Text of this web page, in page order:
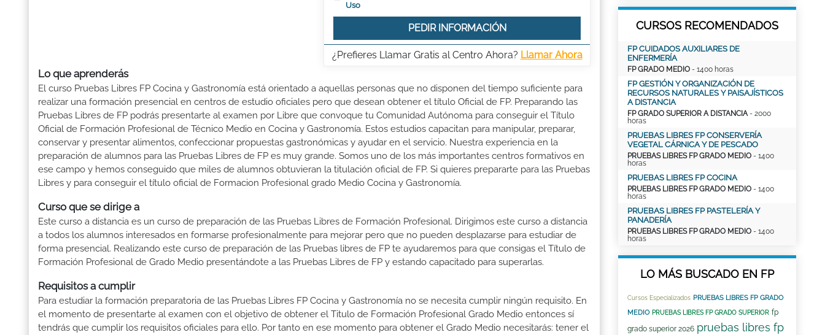
Uso
PEDIR INFORMACIÓN
¿Prefieres Llamar Gratis al Centro Ahora? Llamar Ahora
Lo que aprenderás
El curso Pruebas Libres FP Cocina y Gastronomía está orientado a aquellas personas que no disponen del tiempo suficiente para
realizar una formación presencial en centros de estudio oficiales pero que desean obtener el título Oficial de FP. Preparando las
Pruebas Libres de FP podrás presentarte al examen por Libre que convoque tu Comunidad Autónoma para conseguir el Título
Oficial de Formación Profesional de Técnico Medio en Cocina y Gastronomía. Estos estudios capacitan para manipular, preparar,
conservar y presentar alimentos, confeccionar propuestas gastronómicas y ayudar en el servicio. Nuestra experiencia en la
preparación de alumnos para las Pruebas Libres de FP es muy grande. Somos uno de los más importantes centros formativos en
ese campo y hemos conseguido que miles de alumnos obtuvieran la titulación oficial de FP. Si quieres prepararte para las Pruebas
Libres y para conseguir el título oficial de Formacion Profesional grado Medio Cocina y Gastronomía.
Curso que se dirige a
Este curso a distancia es un curso de preparación de las Pruebas Libres de Formación Profesional. Dirigimos este curso a distancia
a todos los alumnos interesados en formarse profesionalmente para mejorar pero que no pueden desplazarse para estudiar de
forma presencial. Realizando este curso de preparación de las Pruebas libres de FP te ayudaremos para que consigas el Título de
Formación Profesional de Grado Medio presentándote a las Pruebas Libres de FP y estando capacitado para superarlas.
Requisitos a cumplir
Para estudiar la formación preparatoria de las Pruebas Libres FP Cocina y Gastronomía no se necesita cumplir ningún requisito. En
el momento de presentarte al examen con el objetivo de obtener el Titulo de Formación Profesional Grado Medio entonces sí
tendrás que cumplir los requisitos oficiales para ello. Por tanto en ese momento para obtener el Grado Medio necesitarás: tener el
CURSOS RECOMENDADOS
FP CUIDADOS AUXILIARES DE
ENFERMERÍA
FP GRADO MEDIO - 1400 horas
FP GESTIÓN Y ORGANIZACIÓN DE
RECURSOS NATURALES Y PAISAJÍSTICOS
A DISTANCIA
FP GRADO SUPERIOR A DISTANCIA- 2000
horas
PRUEBAS LIBRES FP CONSERVERÍA
VEGETAL CÁRNICA Y DE PESCADO
PRUEBAS LIBRES FP GRADO MEDIO - 1400
horas
PRUEBAS LIBRES FP COCINA
PRUEBAS LIBRES FP GRADO MEDIO - 1400
horas
PRUEBAS LIBRES FP PASTELERÍA Y
PANADERÍA
PRUEBAS LIBRES FP GRADO MEDIO - 1400
horas
LO MÁS BUSCADO EN FP
Cursos Especializados PRUEBAS LIBRES FP GRADO
MEDIO PRUEBAS LIBRES FP GRADO SUPERIOR fp
grado superior 2026 pruebas libres fp